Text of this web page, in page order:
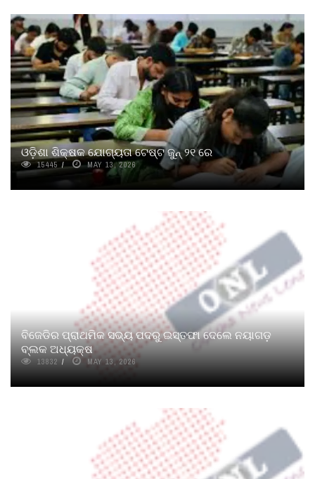
ଓଡ଼ିଶା ଶିକ୍ଷକ ଯୋଗ୍ୟତା ଟେଷ୍ଟ ଜୁନ୍‌ ୨୧ ରେ
15445 MAY 13, 2026
ବିଜେଡିର ପ୍ରାଥମିକ ସଭ୍ୟ ପଦରୁ ଇସ୍ତଫା ଦେଲେ ନୟାଗଡ଼
ବ୍ଲକ ଅଧ୍ୟକ୍ଷ
13832 MAY 13, 2026